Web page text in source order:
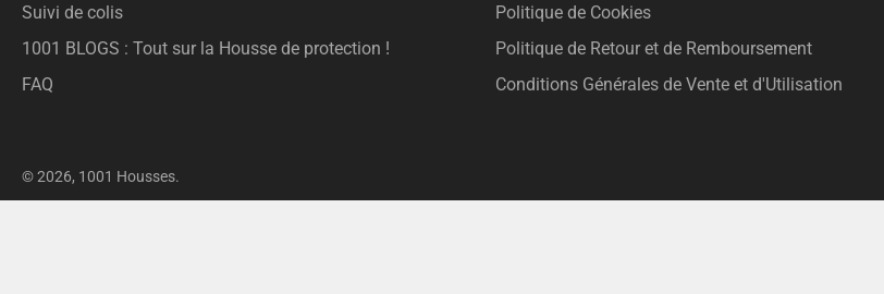
Suivi de colis
1001 BLOGS : Tout sur la Housse de protection !
FAQ
Politique de Cookies
Politique de Retour et de Remboursement
Conditions Générales de Vente et d'Utilisation
© 2026, 1001 Housses.